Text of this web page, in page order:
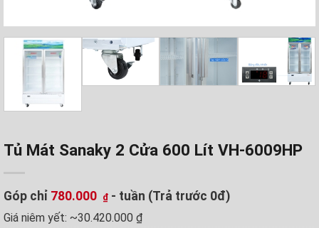
Tủ Mát Sanaky 2 Cửa 600 Lít VH-6009HP
Góp chỉ 780.000 ₫ - tuần (Trả trước 0đ)
Giá niêm yết: ~30.420.000 ₫